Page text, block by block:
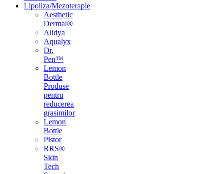
Lipoliza/Mezoterapie
Aesthetic
Dermal®
Alidya
Aqualyx
Dr.
Pen™
Lemon
Bottle
Produse
pentru
reducerea
grasimilor
Lemon
Bottle
Pistor
RRS®
Skin
Tech